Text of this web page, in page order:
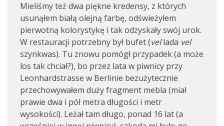
Mieliśmy też dwa piękne kredensy, z których
usunąłem białą olejną farbę, odświeżyłem
pierwotną kolorystykę i tak odzyskały swój urok.
W restauracji potrzebny był bufet (vellada vel
szynkwas). Tu znowu pomógł przypadek (a może
los tak chciał?), bo przez lata w piwnicy przy
Leonhardstrasse w Berlinie bezużytecznie
przechowywałem duży fragment mebla (miał
prawie dwa i pół metra długości i metr
wysokości). Leżał tam długo, ponad 16 lat (a